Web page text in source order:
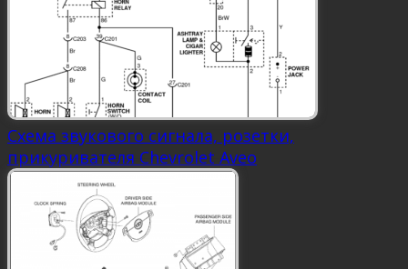
Схема звукового сигнала, розетки,
прикуривателя Chevrolet Aveo